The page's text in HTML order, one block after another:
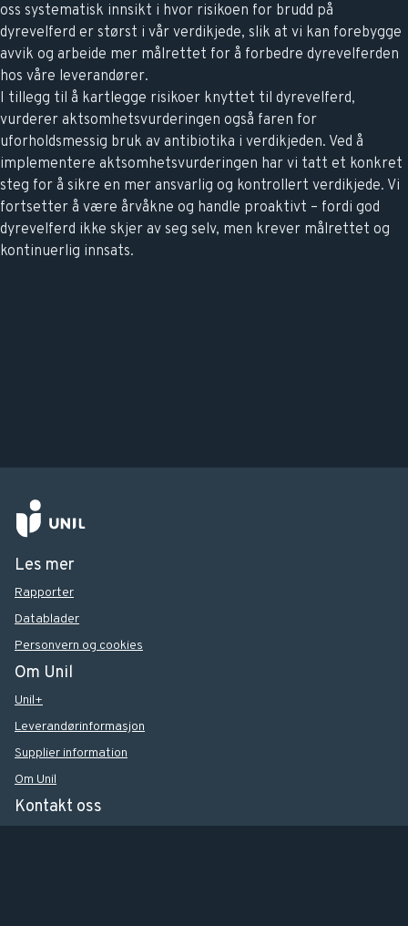
oss systematisk innsikt i hvor risikoen for brudd på
dyrevelferd er størst i vår verdikjede, slik at vi kan forebygge
avvik og arbeide mer målrettet for å forbedre dyrevelferden
hos våre leverandører.
I tillegg til å kartlegge risikoer knyttet til dyrevelferd,
vurderer aktsomhetsvurderingen også faren for
uforholdsmessig bruk av antibiotika i verdikjeden. Ved å
implementere aktsomhetsvurderingen har vi tatt et konkret
steg for å sikre en mer ansvarlig og kontrollert verdikjede. Vi
fortsetter å være årvåkne og handle proaktivt – fordi god
dyrevelferd ikke skjer av seg selv, men krever målrettet og
kontinuerlig innsats.
Les mer
Rapporter
Datablader
Personvern og cookies
Om Unil
Unil+
Leverandørinformasjon
Supplier information
Om Unil
Kontakt oss